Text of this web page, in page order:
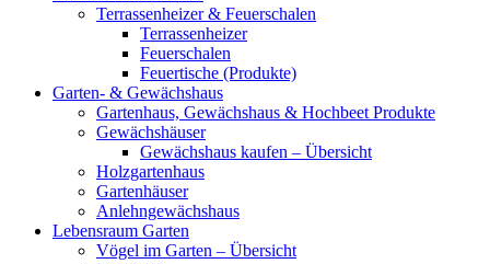
Terrassenheizer & Feuerschalen
Terrassenheizer
Feuerschalen
Feuertische (Produkte)
Garten- & Gewächshaus
Gartenhaus, Gewächshaus & Hochbeet Produkte
Gewächshäuser
Gewächshaus kaufen – Übersicht
Holzgartenhaus
Gartenhäuser
Anlehngewächshaus
Lebensraum Garten
Vögel im Garten – Übersicht